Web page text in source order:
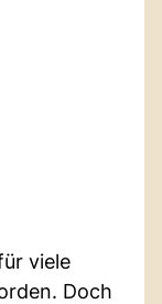
viele
Doch